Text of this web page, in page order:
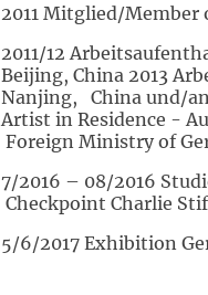
2011 Mitglied/Member
2011/12
Beijing, China 2013
Nanjing, China und/
Artist in Residence -
Foreign Ministry of
7/2016 – 08/2016
Checkpoint Charlie
5/6/2017 Exhibition